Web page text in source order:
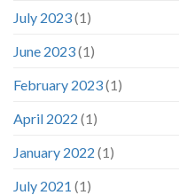
July 2023(1)
June 2023(1)
February 2023(1)
April 2022 (1)
January 2022 (1)
July 2021 (1)